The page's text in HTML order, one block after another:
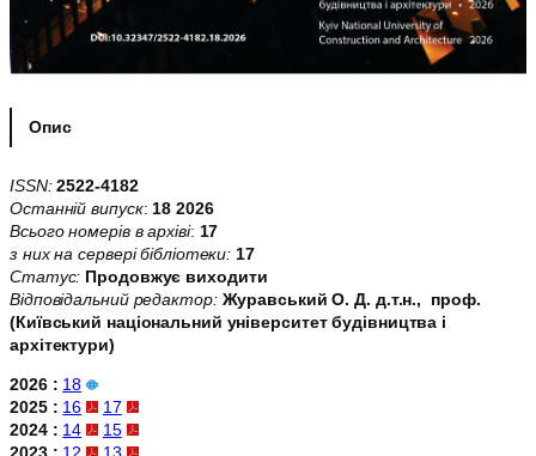
Опис
ISSN: 2522-4182
Останній випуск: 18 2026
Всього номерів в архіві: 17
з них на сервері бібліотеки: 17
Статус: Продовжує виходити
Відповідальний редактор: Журавський О. Д. д.т.н., проф.
(Київський національний університет будівництва і
архітектури)
2026 : 18
2025 : 16
17
2024 : 14
15
2023 : 12 13